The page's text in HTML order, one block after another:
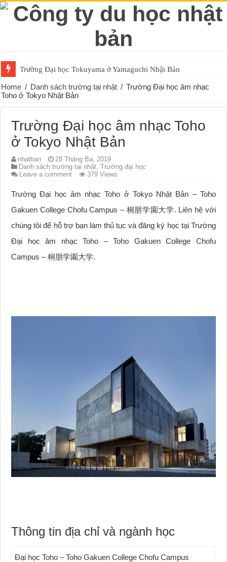
Trường Đại học Tokuyama ở Yamaguchi Nhật Bản
Home / Danh sách trường tại nhật / Trường Đại học âm nhạc
Toho ở Tokyo Nhật Bản
Trường Đại học âm nhạc Toho
ở Tokyo Nhật Bản
nhatban
28 Tháng Ba, 2019
Danh sách trường tại nhật,Trường đại học
Leave a comment
379 Views
Trường Đại học âm nhạc Toho ở Tokyo Nhật Bản – Toho
Gakuen College Chofu Campus – 桐朋学園大学. Liên hệ với
chúng tôi để hỗ trợ bạn làm thủ tục và đăng ký học tại Trường
Đại học âm nhạc Toho – Toho Gakuen College Chofu
Campus – 桐朋学園大学.
Thông tin địa chỉ và ngành học
Đại học Toho – Toho Gakuen College Chofu Campus